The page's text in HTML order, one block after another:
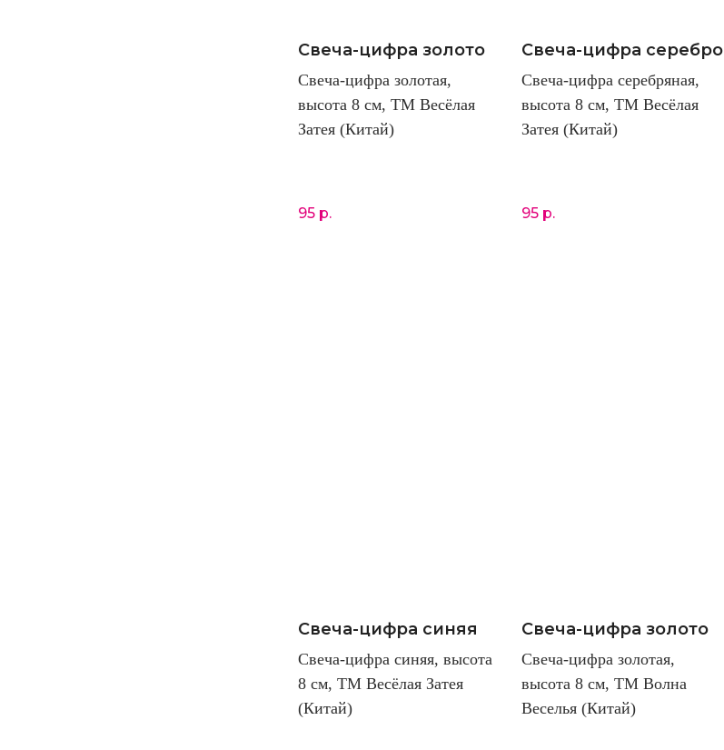
Свеча-цифра золото
Свеча-цифра золотая,
высота 8 см, ТМ Весёлая
Затея (Китай)
95 р.
Свеча-цифра серебро
Свеча-цифра серебряная,
высота 8 см, ТМ Весёлая
Затея (Китай)
95 р.
Свеча-цифра синяя
Свеча-цифра синяя, высота
8 см, ТМ Весёлая Затея
(Китай)
Свеча-цифра золото
Свеча-цифра золотая,
высота 8 см, ТМ Волна
Веселья (Китай)